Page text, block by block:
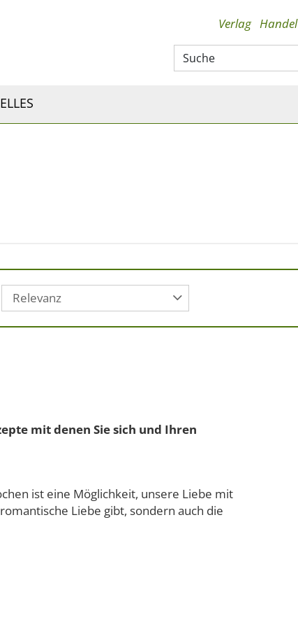
Verlag Handel
Relevanz
mit denen Sie sich und Ihren
ist eine Möglichkeit, unsere Liebe mit
Liebe gibt, sondern auch die